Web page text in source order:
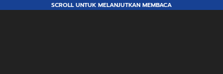
SCROLL UNTUK MELANJUTKAN MEMBACA